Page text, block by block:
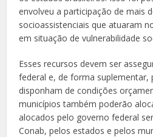
envolveu a participação de mais
socioassistenciais que atuaram
em situação de vulnerabilidade
Esses recursos devem ser
federal e, de forma suplementar,
disponham de condições
municípios também poderão
alocados pelo governo federal
Conab, pelos estados e pelos